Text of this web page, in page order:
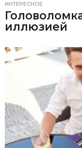
ИНТЕРЕСНОЕ
иллюзией